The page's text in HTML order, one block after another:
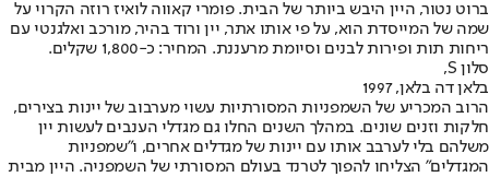
ברוט נטור, היין היבש ביותר של הבית. פומרי קאווה לואיז רוזה הקרוי על
שמה של המייסדת הוא, על פי אותו אתר, יין ורוד בהיר, מורכב ואלגנטי עם
ריחות תות ופירות לבנים וסיומת מרעננת. המחיר: כ-1,800 שקלים.
סלון S,
בלאן דה בלאן, 1997
הרוב המכריע של השמפניות המסורתיות עשוי מערבוב של יינות בצירים,
חלקות וזנים שונים. במהלך השנים החלו גם מגדלי הענבים לעשות יין
משלהם בלי לערבב אותו עם יינות של מגדלים אחרים, ו"שמפניות
המגדלים" הצליחו להפוך לטרנד בעולם המסורתי של השמפניה. היין מבית